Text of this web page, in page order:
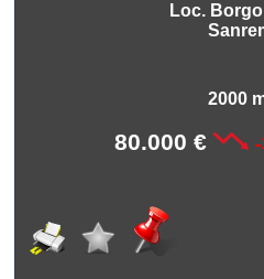
Loc.
2000
80.000 €